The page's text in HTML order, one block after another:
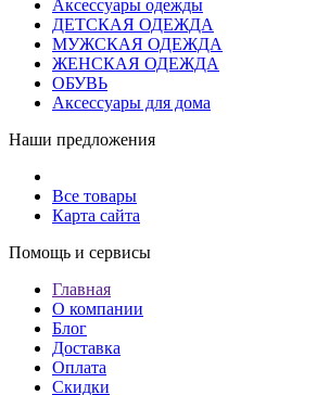
Аксессуары одежды
ДЕТСКАЯ ОДЕЖДА
МУЖСКАЯ ОДЕЖДА
ЖЕНСКАЯ ОДЕЖДА
ОБУВЬ
Аксессуары для дома
Наши предложения
Все товары
Карта сайта
Помощь и сервисы
Главная
О компании
Блог
Доставка
Оплата
Скидки